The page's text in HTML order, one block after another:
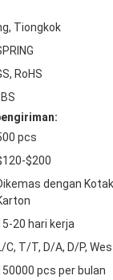
Tiongkok
RoHS
pcs
$200
dengan
20 hari kerja
C, T/T, D/A, D/P,
pcs per bulan